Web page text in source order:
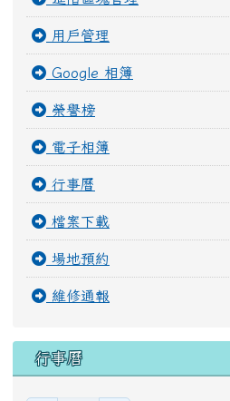
用戶管理
Google 相簿
榮譽榜
電子相簿
行事曆
檔案下載
場地預約
維修通報
行事曆